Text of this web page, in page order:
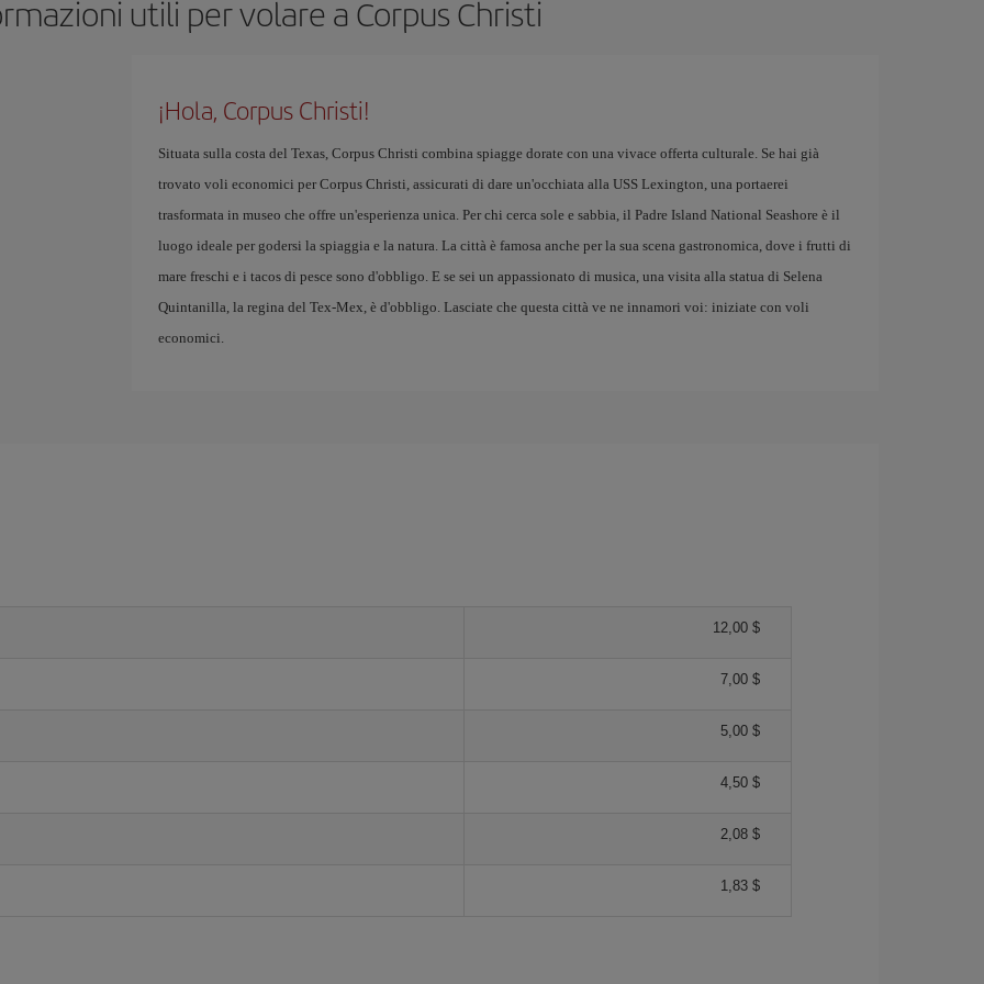
utili per volare a Corpus Christi
¡Hola, Corpus Christi!
Situata sulla costa del Texas, Corpus Christi combina spiagge dorate con una vivace offerta culturale. Se hai già
trovato voli economici per Corpus Christi, assicurati di dare un'occhiata alla USS Lexington, una portaerei
trasformata in museo che offre un'esperienza unica. Per chi cerca sole e sabbia, il Padre Island National Seashore è il
luogo ideale per godersi la spiaggia e la natura. La città è famosa anche per la sua scena gastronomica, dove i frutti di
mare freschi e i tacos di pesce sono d'obbligo. E se sei un appassionato di musica, una visita alla statua di Selena
Quintanilla, la regina del Tex-Mex, è d'obbligo. Lasciate che questa città ve ne innamori voi: iniziate con voli
economici.
12,00 $
7,00 $
5,00 $
4,50 $
2,08 $
1,83 $